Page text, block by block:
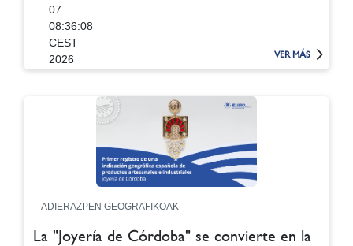
07
08:36:08
CEST
2026
VER MÁS
ADIERAZPEN GEOGRAFIKOAK
La "Joyería de Córdoba" se convierte en la